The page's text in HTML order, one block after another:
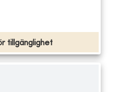
tillgänglighet